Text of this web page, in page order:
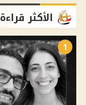
الأكثر قراءة
1